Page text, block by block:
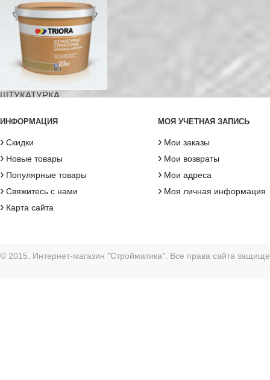
ШТУКАТУРКА...
ИНФОРМАЦИЯ
› Скидки
› Новые товары
› Популярные товары
› Свяжитесь с нами
› Карта сайта
МОЯ УЧЕТНАЯ ЗАПИСЬ
› Мои заказы
› Мои возвраты
› Мои адреса
› Моя личная информация
© 2015. Интернет-магазин "Стройматика". Все права сайта